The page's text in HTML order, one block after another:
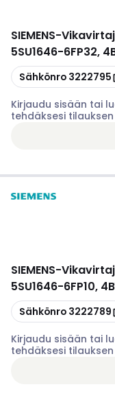
SIEMENS-
5SU1646-6FP32,
Kopioi
Sähkönro 3222795
Kirjaudu sisään tai
tehdäksesi tilauksen
SIEMENS-
5SU1646-6FP10,
Kopioi
Sähkönro 3222789
Kirjaudu sisään tai
tehdäksesi tilauksen